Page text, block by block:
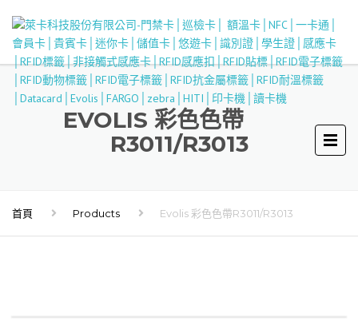
EVOLIS 彩色色帶
R3011/R3013
首頁 Products Evolis 彩色色帶R3011/R3013